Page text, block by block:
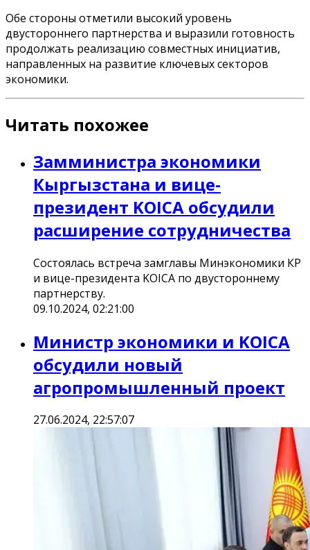
Обе стороны отметили высокий уровень
двустороннего партнерства и выразили готовность
продолжать реализацию совместных инициатив,
направленных на развитие ключевых секторов
экономики.
Читать похожее
Замминистра экономики
Кыргызстана и вице-
президент KOICA обсудили
расширение сотрудничества
Состоялась встреча замглавы Минэкономики КР
и вице-президента KOICA по двустороннему
партнерству.
09.10.2024, 02:21:00
Министр экономики и KOICA
обсудили новый
агропромышленный проект
27.06.2024, 22:57:07